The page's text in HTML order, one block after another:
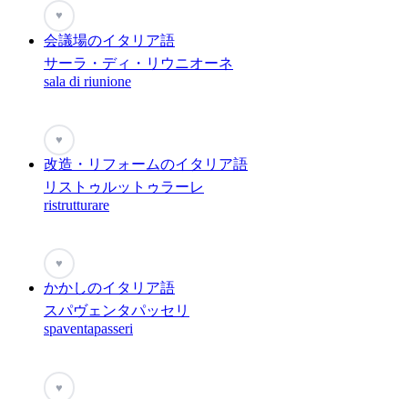
♥
会議場のイタリア語
サーラ・ディ・リウニオーネ
sala di riunione
♥
改造・リフォームのイタリア語
リストゥルットゥラーレ
ristrutturare
♥
かかしのイタリア語
スパヴェンタパッセリ
spaventapasseri
♥